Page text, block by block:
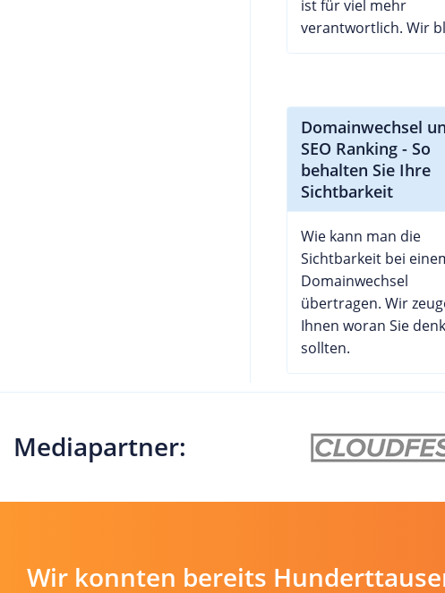
ist für viel mehr
verantwortlich. Wir
Domainwechsel
SEO Ranking - So
behalten Sie Ihre
Sichtbarkeit
Wie kann man die
Sichtbarkeit bei
Domainwechsel
übertragen. Wir
Ihnen woran Sie
sollten.
Mediapartner:
Wir konnten bereits